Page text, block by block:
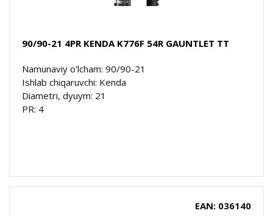
90/90-21 4PR KENDA K776F 54R GAUNTLET TT
Namunaviy o'lcham: 90/90-21
Ishlab chiqaruvchi: Kenda
Diametri, dyuym: 21
PR: 4
EAN: 036140